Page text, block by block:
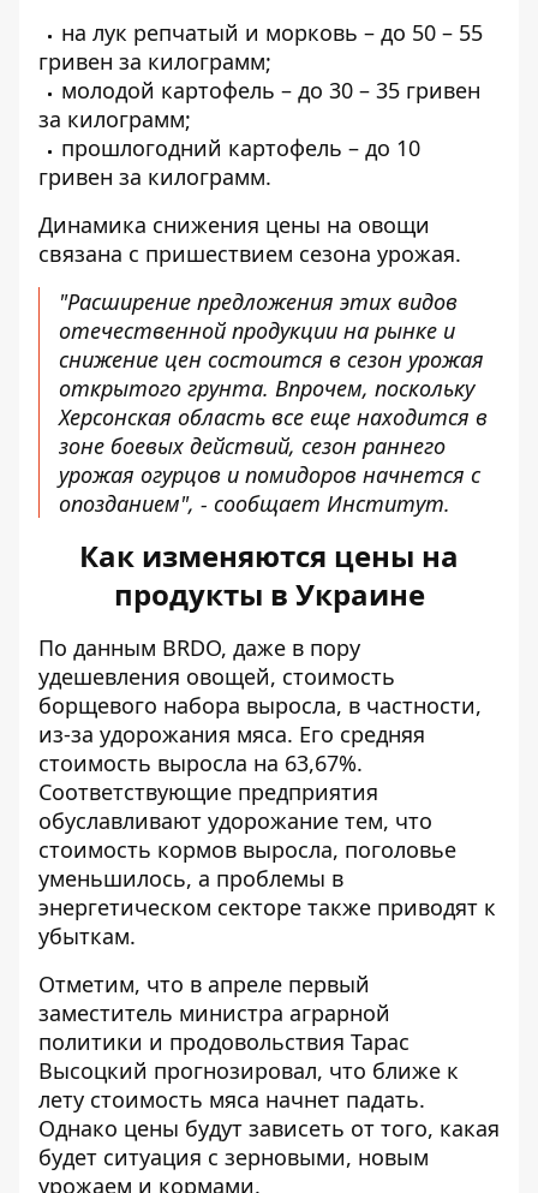
на лук репчатый и морковь – до 50 – 55
гривен за килограмм;
молодой картофель – до 30 – 35 гривен
за килограмм;
прошлогодний картофель – до 10
гривен за килограмм.
Динамика снижения цены на овощи
связана с пришествием сезона урожая.
"Расширение предложения этих видов
отечественной продукции на рынке и
снижение цен состоится в сезон урожая
открытого грунта. Впрочем, поскольку
Херсонская область все еще находится в
зоне боевых действий, сезон раннего
урожая огурцов и помидоров начнется с
опозданием", - сообщает Институт.
Как изменяются цены на
продукты в Украине
По данным BRDO, даже в пору
удешевления овощей, стоимость
борщевого набора выросла, в частности,
из-за удорожания мяса. Его средняя
стоимость выросла на 63,67%.
Соответствующие предприятия
обуславливают удорожание тем, что
стоимость кормов выросла, поголовье
уменьшилось, а проблемы в
энергетическом секторе также приводят к
убыткам.
Отметим, что в апреле первый
заместитель министра аграрной
политики и продовольствия Тарас
Высоцкий прогнозировал, что ближе к
лету стоимость мяса начнет падать.
Однако цены будут зависеть от того, какая
будет ситуация с зерновыми, новым
урожаем и кормами.